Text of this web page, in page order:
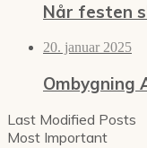
Når festen
20. januar 2025
Ombygning
Last Modified Posts
Most Important